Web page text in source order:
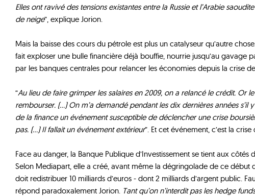
Elles ont ravivé des tensions existantes entre la Russie et l’Arabie
de neige”, explique Jorion.
Mais la baisse des cours du pétrole est plus un catalyseur qu’autre
fait exploser une bulle financière déjà bouffie, nourrie jusqu’au gavage
par les banques centrales pour relancer les économies depuis la crise
“Au lieu de faire grimper les salaires en 2009, on a relancé le crédit. Or
rembourser. (...) On m’a demandé pendant les dix dernières années s’il
de la finance un événement susceptible de déclencher une crise
pas. (...) Il fallait un événement extérieur”. Et cet événement, c’est la
Face au danger, la Banque Publique d’Investissement se tient aux côtés
Selon Mediapart, elle a créé, avant même la dégringolade de ce début
doit redistribuer 10 milliards d’euros - dont 2 milliards d’argent public.
répond paradoxalement Jorion. Tant qu’on n’interdit pas les hedge